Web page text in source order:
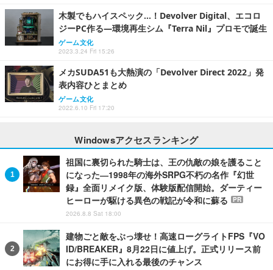
木製でもハイスペック...！Devolver Digital、エコロ
ジーPC作る―環境再生シム『Terra Nil』プロモで誕生
ゲーム文化
2023.3.24 Fri 15:26
メカSUDA51も大熱演の「Devolver Direct 2022」発
表内容ひとまとめ
ゲーム文化
2022.6.10 Fri 17:20
Windowsアクセスランキング
祖国に裏切られた騎士は、王の仇敵の娘を護ること
になった―1998年の海外SRPG不朽の名作『幻世
録』全面リメイク版、体験版配信開始。ダーティー
ヒーローが駆ける異色の戦記が令和に蘇る
PR
2026.8.8 Sat 18:00
建物ごと敵をぶっ壊せ！高速ローグライトFPS『VO
ID/BREAKER』8月22日に値上げ。正式リリース前
にお得に手に入れる最後のチャンス